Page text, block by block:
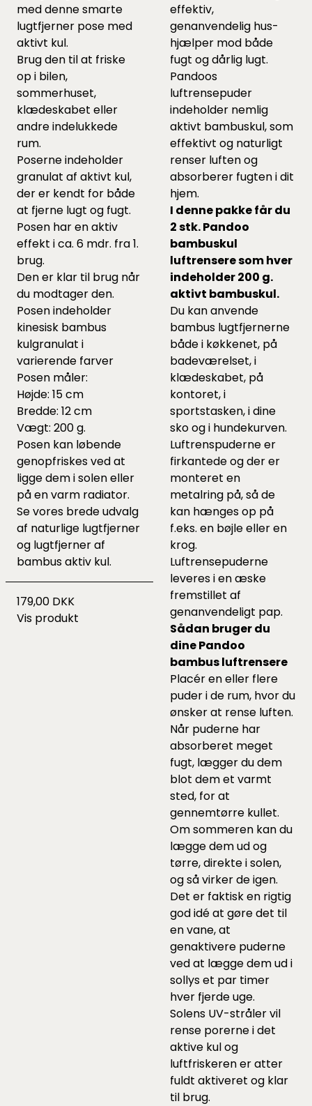
med denne smarte
lugtfjerner pose med
aktivt kul.
Brug den til at friske
op i bilen,
sommerhuset,
klædeskabet eller
andre indelukkede
rum.
Poserne indeholder
granulat af aktivt kul,
der er kendt for både
at fjerne lugt og fugt.
Posen har en aktiv
effekt i ca. 6 mdr. fra 1.
brug.
Den er klar til brug når
du modtager den.
Posen indeholder
kinesisk bambus
kulgranulat i
varierende farver
Posen måler:
Højde: 15 cm
Bredde: 12 cm
Vægt: 200 g.
Posen kan løbende
genopfriskes ved at
ligge dem i solen eller
på en varm radiator.
Se vores brede udvalg
af naturlige lugtfjerner
og lugtfjerner af
bambus aktiv kul.
179,00 DKK
Vis produkt
effektiv,
genanvendelig hus-
hjælper mod både
fugt og dårlig lugt.
Pandoos
luftrensepuder
indeholder nemlig
aktivt bambuskul, som
effektivt og naturligt
renser luften og
absorberer fugten i dit
hjem.
I denne pakke får du
2 stk. Pandoo
bambuskul
luftrensere som hver
indeholder 200 g.
aktivt bambuskul.
Du kan anvende
bambus lugtfjernerne
både i køkkenet, på
badeværelset, i
klædeskabet, på
kontoret, i
sportstasken, i dine
sko og i hundekurven.
Luftrenspuderne er
firkantede og der er
monteret en
metalring på, så de
kan hænges op på
f.eks. en bøjle eller en
krog.
Luftrensepuderne
leveres i en æske
fremstillet af
genanvendeligt pap.
Sådan bruger du
dine Pandoo
bambus luftrensere
Placér en eller flere
puder i de rum, hvor du
ønsker at rense luften.
Når puderne har
absorberet meget
fugt, lægger du dem
blot dem et varmt
sted, for at
gennemtørre kullet.
Om sommeren kan du
lægge dem ud og
tørre, direkte i solen,
og så virker de igen.
Det er faktisk en rigtig
god idé at gøre det til
en vane, at
genaktivere puderne
ved at lægge dem ud i
sollys et par timer
hver fjerde uge.
Solens UV-stråler vil
rense porerne i det
aktive kul og
luftfriskeren er atter
fuldt aktiveret og klar
til brug.